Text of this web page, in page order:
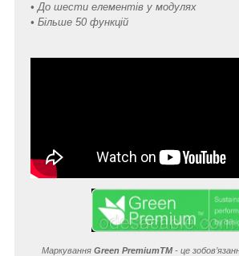
• До шести елементів у модулях
• Більше 50 функцій
Маркування Green PremiumTM- це